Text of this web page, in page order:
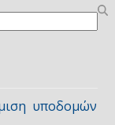
υποδομών